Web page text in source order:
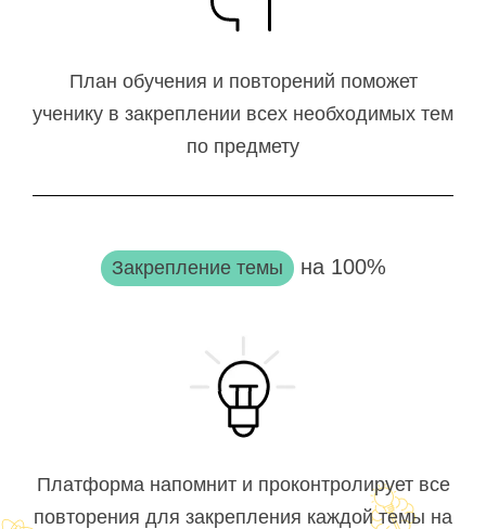
План обучения и повторений поможет
ученику в закреплении всех необходимых тем
по предмету
Закрепление темы на 100%
Платформа напомнит и проконтролирует все
повторения для закрепления каждой темы на